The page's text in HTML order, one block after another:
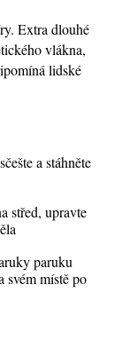
Extra dlouhé
vlákna,
lidské
a stáhněte
střed, upravte
paruku
svém místě po